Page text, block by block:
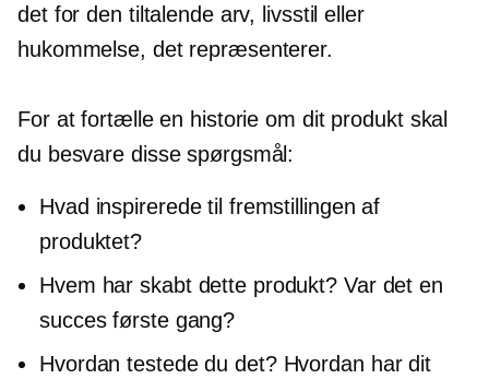
det for den tiltalende arv, livsstil eller
hukommelse, det repræsenterer.
For at fortælle en historie om dit produkt skal
du besvare disse spørgsmål:
Hvad inspirerede til fremstillingen af ​​
produktet?
Hvem har skabt dette produkt? Var det en
succes første gang?
Hvordan testede du det? Hvordan har dit